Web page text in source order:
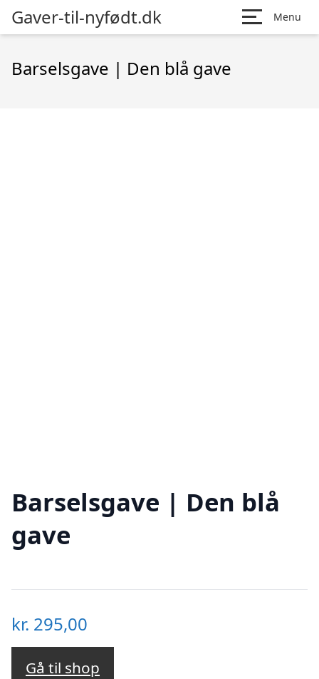
Gaver-til-nyfødt.dk Menu
Barselsgave | Den blå gave
Barselsgave | Den blå
gave
kr. 295,00
Gå til shop